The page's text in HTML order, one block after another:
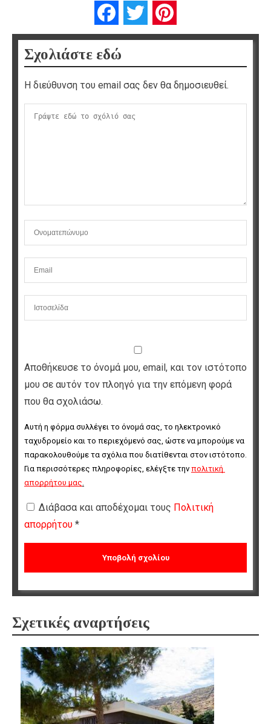
FacebookTwitter
Σχολιάστε εδώ
Η διεύθυνση του email σας δεν θα δημοσιευθεί.
Αποθήκευσε το όνομά μου, email, και τον ιστότοπο
μου σε αυτόν τον πλοηγό για την επόμενη φορά
που θα σχολιάσω.
Αυτή η φόρμα συλλέγει το όνομά σας, το ηλεκτρονικό
ταχυδρομείο και το περιεχόμενό σας, ώστε να μπορούμε να
παρακολουθούμε τα σχόλια που διατίθενται στον ιστότοπο.
Για περισσότερες πληροφορίες, ελέγξτε την πολιτική
απορρήτου μας
Διάβασα και αποδέχομαι τους Πολιτική
απορρήτου *
Σχετικές αναρτήσεις